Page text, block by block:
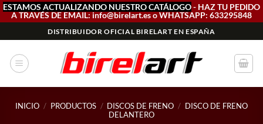
ESTAMOS ACTUALIZANDO NUESTRO CATÁLOGO- HAZ TU PEDIDO
A TRAVÉS DE EMAIL: info@birelart.es o WHATSAPP: 633295848
al
contenido
DISTRIBUIDOR OFICIAL BIRELART EN ESPAÑA
INICIO / PRODUCTOS / DISCOS DE FRENO / DISCO DE FRENO
DELANTERO